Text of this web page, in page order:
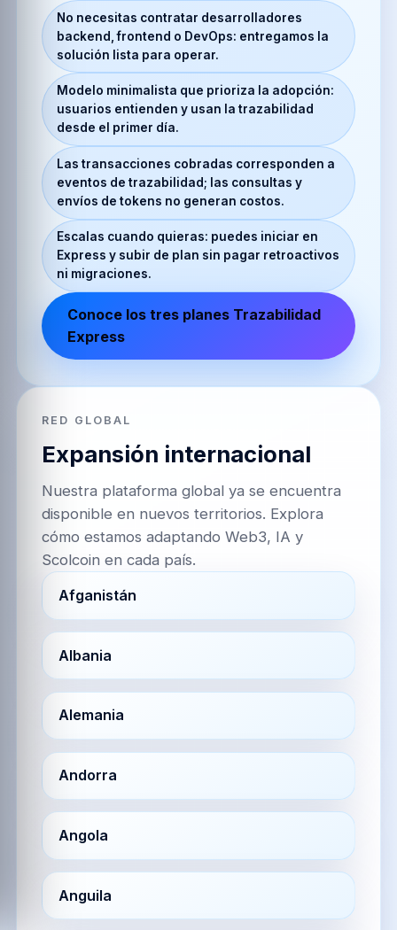
No necesitas contratar desarrolladores
backend, frontend o DevOps: entregamos la
solución lista para operar.
Modelo minimalista que prioriza la adopción:
usuarios entienden y usan la trazabilidad
desde el primer día.
Las transacciones cobradas corresponden a
eventos de trazabilidad; las consultas y
envíos de tokens no generan costos.
Escalas cuando quieras: puedes iniciar en
Express y subir de plan sin pagar retroactivos
ni migraciones.
Conoce los tres planes Trazabilidad
Express
RED GLOBAL
Expansión internacional
Nuestra plataforma global ya se encuentra
disponible en nuevos territorios. Explora
cómo estamos adaptando Web3, IA y
Scolcoin en cada país.
Afganistán
Albania
Alemania
Andorra
Angola
Anguila